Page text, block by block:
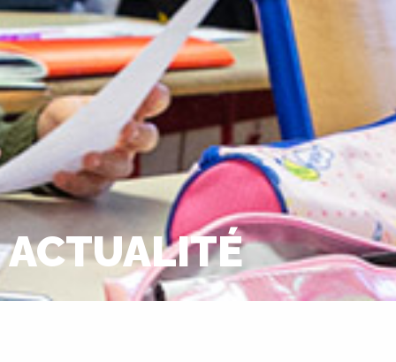
ACTUALITÉ